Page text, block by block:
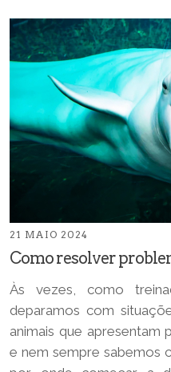
21 MAIO 2024
Como resolver
Às vezes, como
deparamos com
animais que apresentam
e nem sempre sabemos